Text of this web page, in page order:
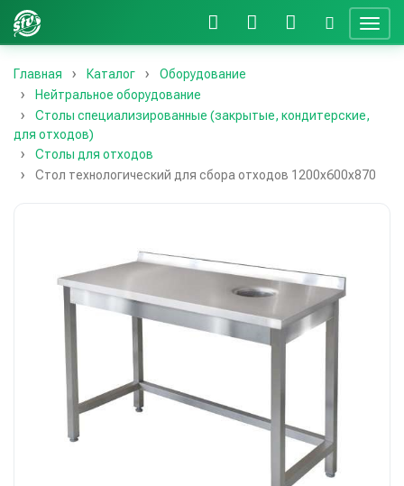
Главная Каталог
Оборудование
Нейтральное оборудование
Столы специализированные (закрытые, кондитерские,
для отходов)
Столы для отходов
Стол технологический для сбора отходов 1200х600х870